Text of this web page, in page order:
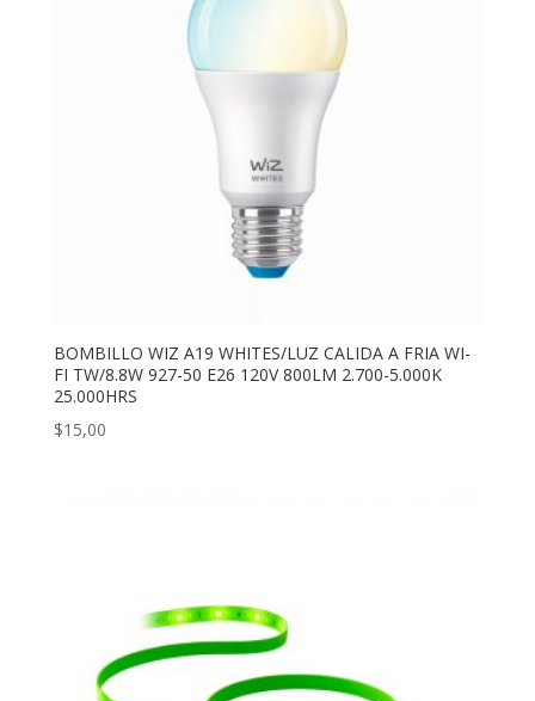
BOMBILLO WIZ A19 WHITES/LUZ CALIDA A FRIA WI-
FI TW/8.8W 927-50 E26 120V 800LM 2.700-5.000K
25.000HRS
$15,00